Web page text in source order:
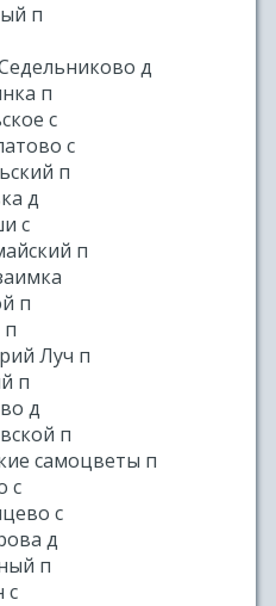
п
д
п
с
с
п
д
с
п
п
п
Луч п
п
д
п
самоцветы п
с
с
д
п
с